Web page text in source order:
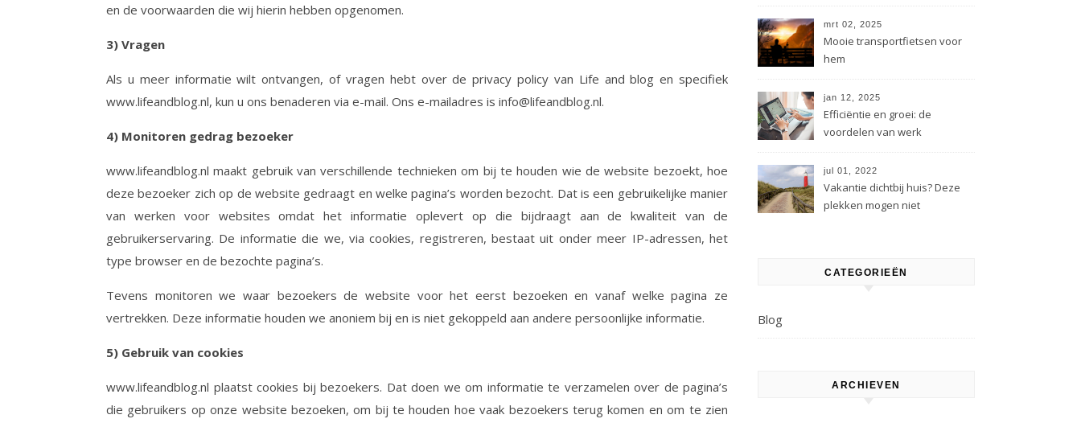
en de voorwaarden die wij hierin hebben opgenomen.
3) Vragen
Als u meer informatie wilt ontvangen, of vragen hebt over de privacy policy van Life and blog en specifiek
www.lifeandblog.nl, kun u ons benaderen via e-mail. Ons e-mailadres is info@lifeandblog.nl.
4) Monitoren gedrag bezoeker
www.lifeandblog.nl maakt gebruik van verschillende technieken om bij te houden wie de website bezoekt, hoe
deze bezoeker zich op de website gedraagt en welke pagina’s worden bezocht. Dat is een gebruikelijke manier
van werken voor websites omdat het informatie oplevert op die bijdraagt aan de kwaliteit van de
gebruikerservaring. De informatie die we, via cookies, registreren, bestaat uit onder meer IP-adressen, het
type browser en de bezochte pagina’s.
Tevens monitoren we waar bezoekers de website voor het eerst bezoeken en vanaf welke pagina ze
vertrekken. Deze informatie houden we anoniem bij en is niet gekoppeld aan andere persoonlijke informatie.
5) Gebruik van cookies
www.lifeandblog.nl plaatst cookies bij bezoekers. Dat doen we om informatie te verzamelen over de pagina’s
die gebruikers op onze website bezoeken, om bij te houden hoe vaak bezoekers terug komen en om te zien
mrt 02, 2025
Mooie transportfietsen voor
hem
jan 12, 2025
Efficiëntie en groei: de
voordelen van werk
jul 01, 2022
Vakantie dichtbij huis? Deze
plekken mogen niet
CATEGORIEËN
Blog
ARCHIEVEN